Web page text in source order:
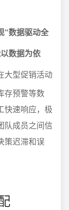
“数据驱动全
数据为依
大型促销活动
存预警等数
快速响应，极
队成员之间信
策迟滞和误